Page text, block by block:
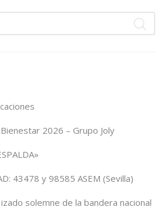
2026 – Grupo Joly
43478 y 98585 ASEM (Sevilla)
solemne de la bandera nacional